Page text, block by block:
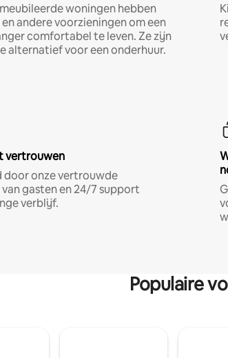
woningen hebben
andere voorzieningen om een
comfortabel te leven. Ze zijn
alternatief voor een onderhuur.
vertrouwen
door onze vertrouwde
gasten en 24/7 support
verblijf.
Populaire